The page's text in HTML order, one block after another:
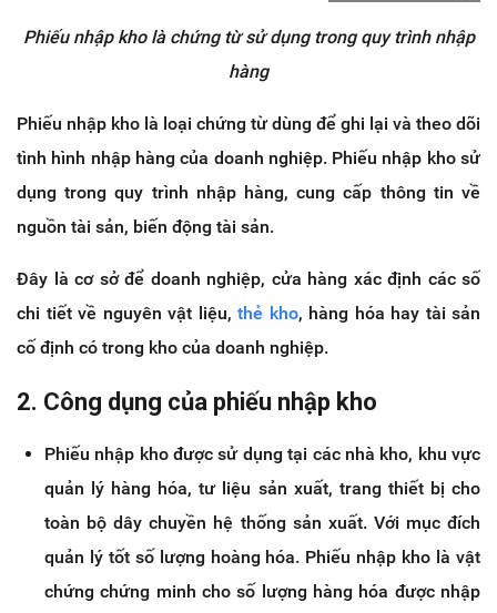
Phiếu nhập kho là chứng từ sử dụng trong quy trình nhập
hàng
Phiếu nhập kho là loại chứng từ dùng để ghi lại và theo dõi
tình hình nhập hàng của doanh nghiệp. Phiếu nhập kho sử
dụng trong quy trình nhập hàng, cung cấp thông tin về
nguồn tài sản, biến động tài sản.
Đây là cơ sở để doanh nghiệp, cửa hàng xác định các số
chi tiết về nguyên vật liệu, thẻ kho, hàng hóa hay tài sản
cố định có trong kho của doanh nghiệp.
2. Công dụng của phiếu nhập kho
Phiếu nhập kho được sử dụng tại các nhà kho, khu vực
quản lý hàng hóa, tư liệu sản xuất, trang thiết bị cho
toàn bộ dây chuyền hệ thống sản xuất. Với mục đích
quản lý tốt số lượng hoàng hóa. Phiếu nhập kho là vật
chứng chứng minh cho số lượng hàng hóa được nhập